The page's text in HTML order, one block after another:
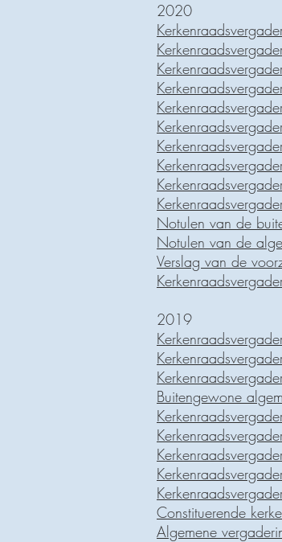
2020
Notulen van de
Notulen van de
Verslag van de
2019
Buitengewone
Constituerende
Algemene